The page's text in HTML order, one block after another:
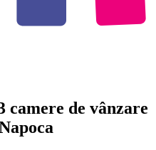
camere de vânzare